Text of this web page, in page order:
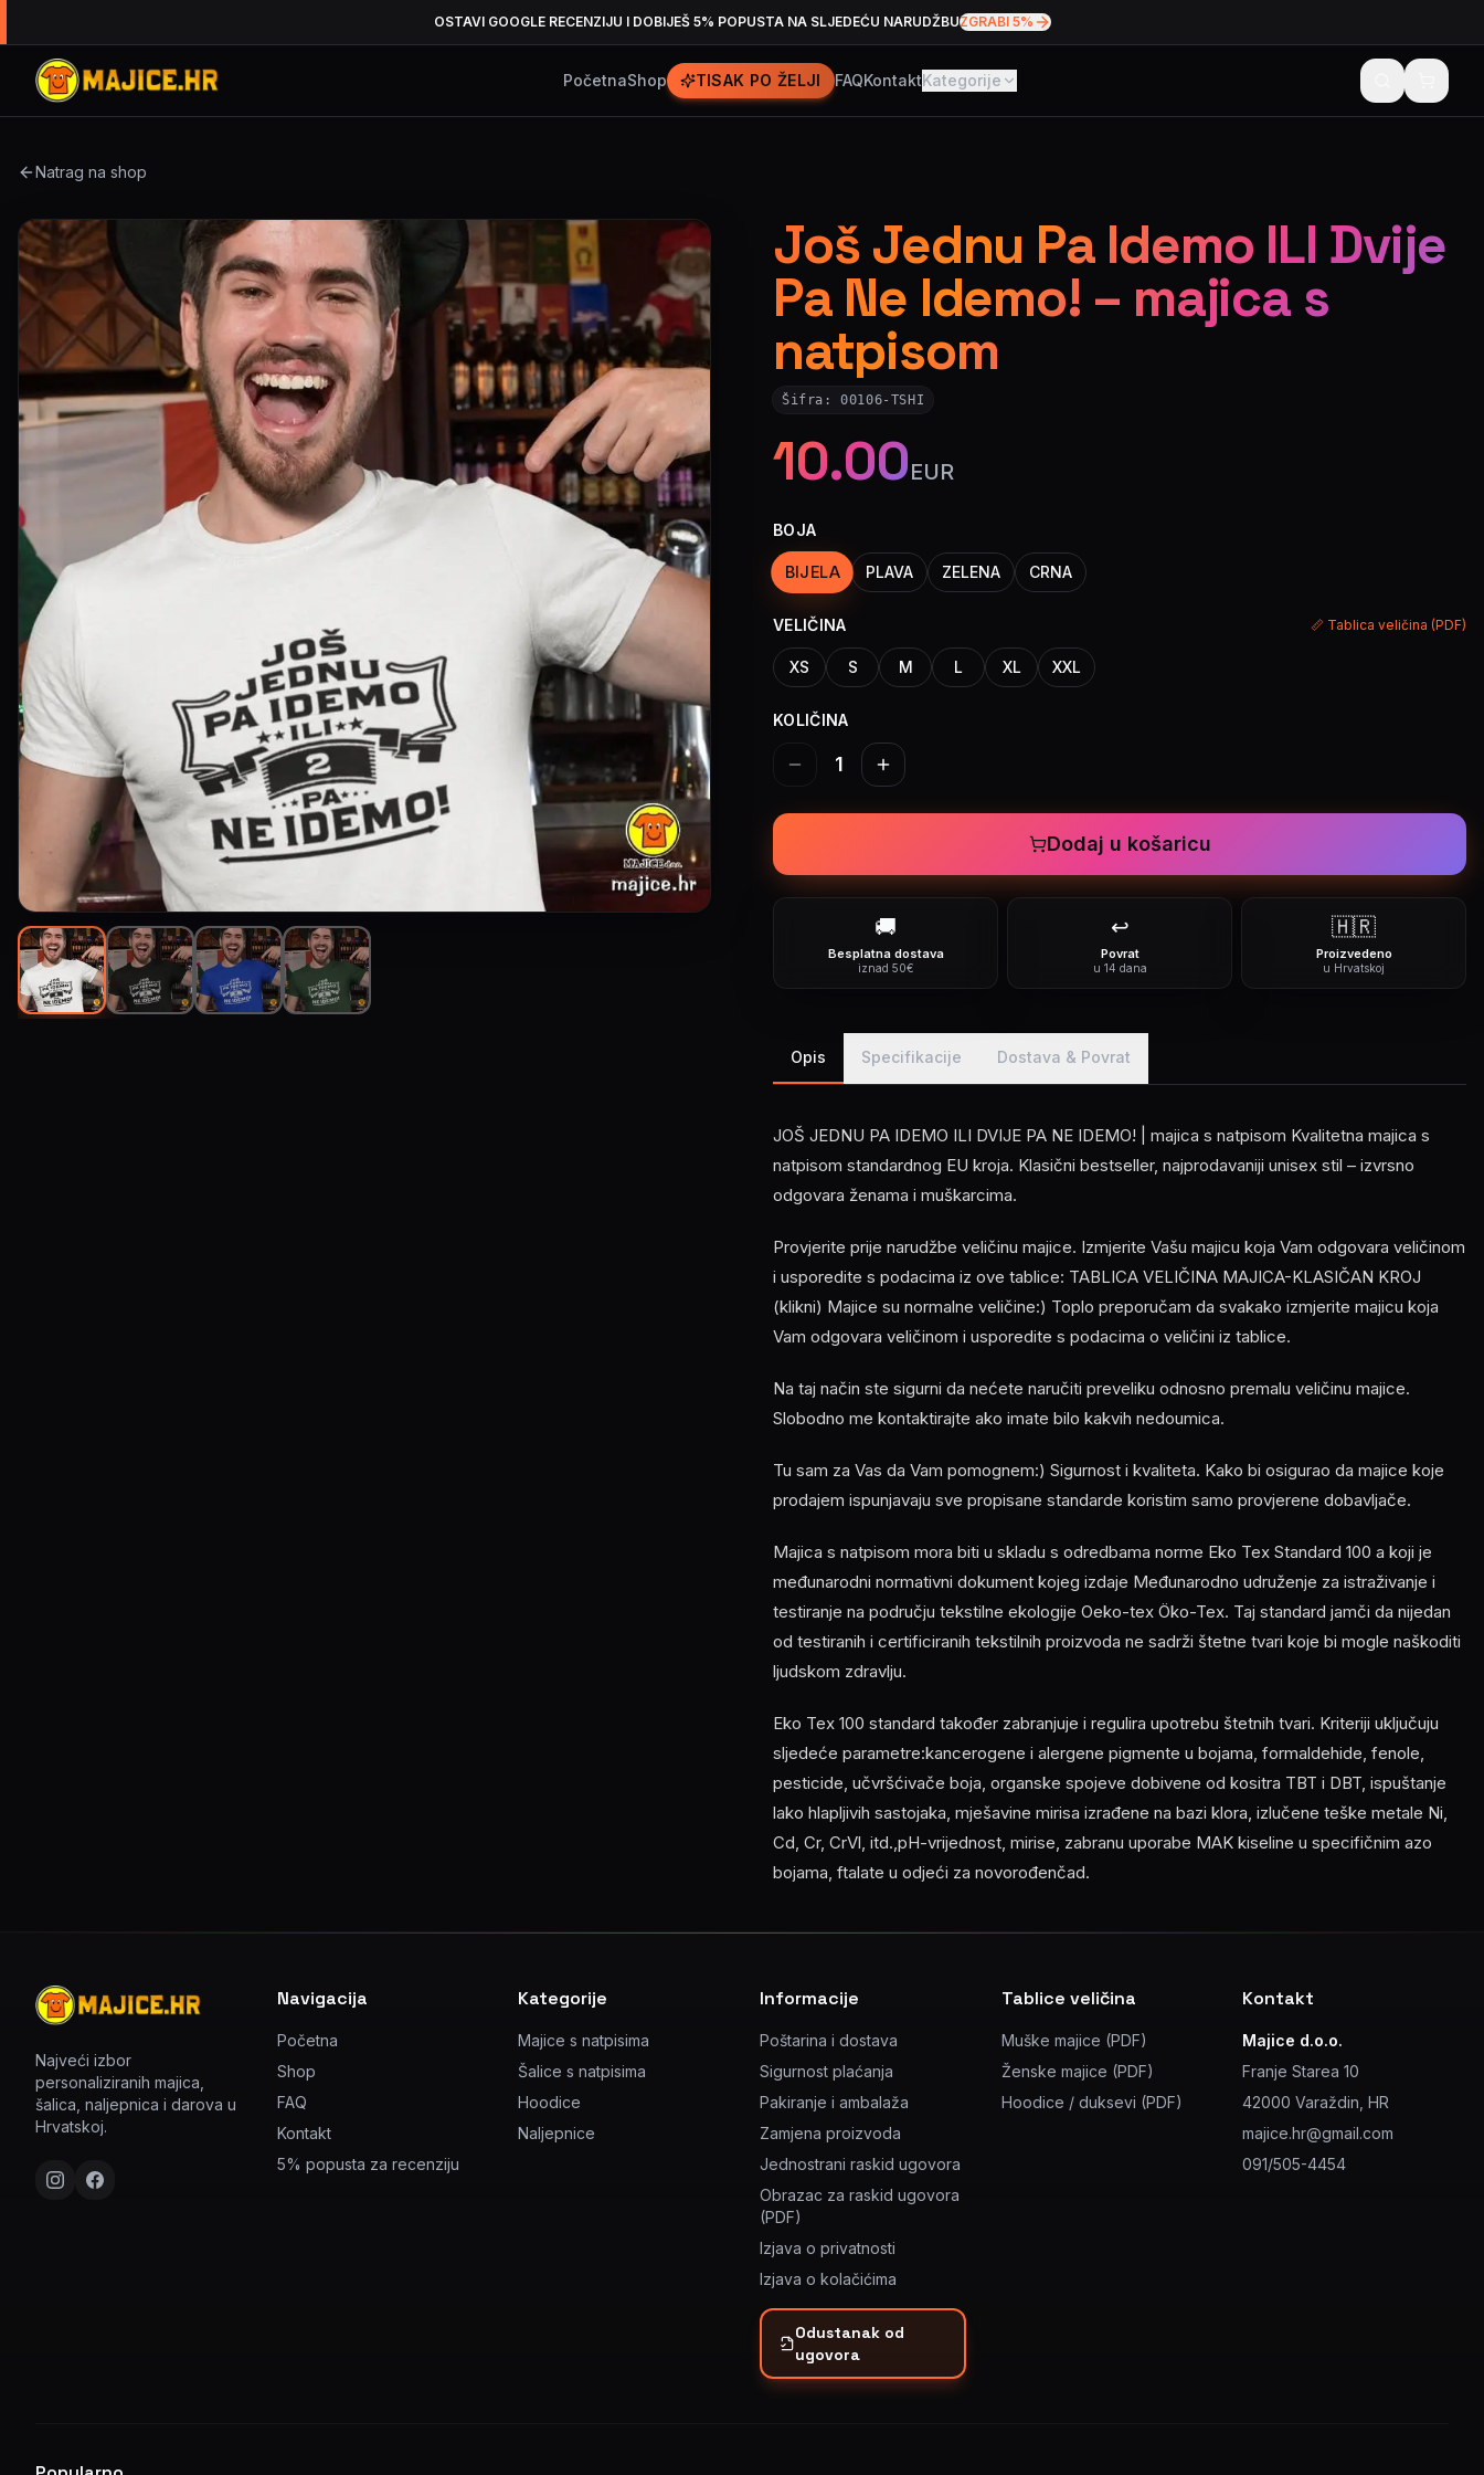
OSTAVI GOOGLE RECENZIJU I DOBIJEŠ 5% POPUSTA NA SLJEDEĆU NARUDŽBUZGRABI 5%
PočetnaShop TISAK PO ŽELJI FAQKontaktKategorije
Natrag na shop
Još Jednu Pa Idemo ILI Dvije
Pa Ne Idemo! – majica s
natpisom
Šifra:00106-TSHI
10.00EUR
BOJA
BIJELA PLAVA ZELENA CRNA
VELIČINA 📏 Tablica veličina (PDF)
XS S M L XL XXL
KOLIČINA
1
Dodaj u košaricu
🚚
Besplatna dostava
iznad 50€
↩️
Povrat
u 14 dana
🇭🇷
Proizvedeno
u Hrvatskoj
Opis Specifikacije Dostava & Povrat
JOŠ JEDNU PA IDEMO ILI DVIJE PA NE IDEMO! | majica s natpisom Kvalitetna majica s
natpisom standardnog EU kroja. Klasični bestseller, najprodavaniji unisex stil – izvrsno
odgovara ženama i muškarcima.
Provjerite prije narudžbe veličinu majice. Izmjerite Vašu majicu koja Vam odgovara veličinom
i usporedite s podacima iz ove tablice: TABLICA VELIČINA MAJICA-KLASIČAN KROJ
(klikni) Majice su normalne veličine:) Toplo preporučam da svakako izmjerite majicu koja
Vam odgovara veličinom i usporedite s podacima o veličini iz tablice.
Na taj način ste sigurni da nećete naručiti preveliku odnosno premalu veličinu majice.
Slobodno me kontaktirajte ako imate bilo kakvih nedoumica.
Tu sam za Vas da Vam pomognem:) Sigurnost i kvaliteta. Kako bi osigurao da majice koje
prodajem ispunjavaju sve propisane standarde koristim samo provjerene dobavljače.
Majica s natpisom mora biti u skladu s odredbama norme Eko Tex Standard 100 a koji je
međunarodni normativni dokument kojeg izdaje Međunarodno udruženje za istraživanje i
testiranje na području tekstilne ekologije Oeko-tex Öko-Tex. Taj standard jamči da nijedan
od testiranih i certificiranih tekstilnih proizvoda ne sadrži štetne tvari koje bi mogle naškoditi
ljudskom zdravlju.
Eko Tex 100 standard također zabranjuje i regulira upotrebu štetnih tvari. Kriteriji uključuju
sljedeće parametre:kancerogene i alergene pigmente u bojama, formaldehide, fenole,
pesticide, učvršćivače boja, organske spojeve dobivene od kositra TBT i DBT, ispuštanje
lako hlapljivih sastojaka, mješavine mirisa izrađene na bazi klora, izlučene teške metale Ni,
Cd, Cr, CrVl, itd.,pH-vrijednost, mirise, zabranu uporabe MAK kiseline u specifičnim azo
bojama, ftalate u odjeći za novorođenčad.
Najveći izbor
personaliziranih majica,
šalica, naljepnica i darova u
Hrvatskoj.
Navigacija
Početna
Shop
FAQ
Kontakt
5% popusta za recenziju
Kategorije
Majice s natpisima
Šalice s natpisima
Hoodice
Naljepnice
Informacije
Poštarina i dostava
Sigurnost plaćanja
Pakiranje i ambalaža
Zamjena proizvoda
Jednostrani raskid ugovora
Obrazac za raskid ugovora
(PDF)
Izjava o privatnosti
Izjava o kolačićima
Odustanak od
ugovora
Tablice veličina
Muške majice (PDF)
Ženske majice (PDF)
Hoodice / duksevi (PDF)
Kontakt
Majice d.o.o.
Franje Starea 10
42000 Varaždin, HR
majice.hr@gmail.com
091/505-4454